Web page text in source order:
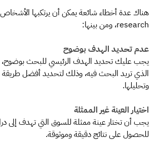
research، ومن بينها:
عدم تحديد الهدف بوضوح
يجب عليك تحديد الهدف الرئيسي للبحث بوضوح،
الذي تريد البحث فيه، وذلك لتحديد أفضل طريقة
وتحليلها.
اختيار العينة غير الممثلة
يجب أن تختار عينة ممثلة للسوق التي تهدف إلى
للحصول على نتائج دقيقة وموثوقة.